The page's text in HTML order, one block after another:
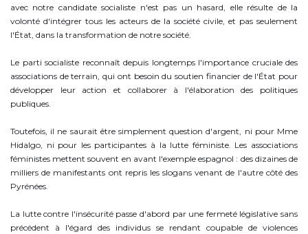
avec notre candidate socialiste n'est pas un hasard, elle résulte de la
volonté d'intégrer tous les acteurs de la société civile, et pas seulement
l'État, dans la transformation de notre société.
Le parti socialiste reconnaît depuis longtemps l'importance cruciale des
associations de terrain, qui ont besoin du soutien financier de l'État pour
développer leur action et collaborer à l'élaboration des politiques
publiques.
Toutefois, il ne saurait être simplement question d'argent, ni pour Mme
Hidalgo, ni pour les participantes à la lutte féministe. Les associations
féministes mettent souvent en avant l'exemple espagnol : des dizaines de
milliers de manifestants ont repris les slogans venant de l'autre côté des
Pyrénées.
La lutte contre l'insécurité passe d'abord par une fermeté législative sans
précédent à l'égard des individus se rendant coupable de violences